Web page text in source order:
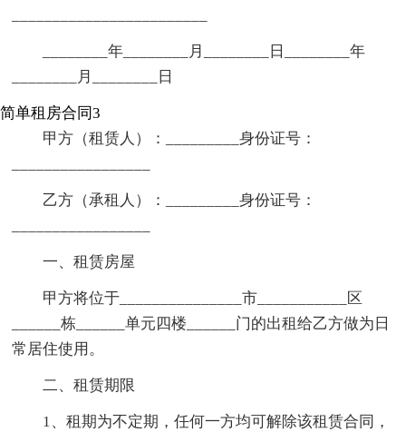
________年________月________日________年
________月________日
简单租房合同3
甲方（租赁人）：_________身份证号：
乙方（承租人）：_________身份证号：
一、租赁房屋
甲方将位于_______________市___________区
______栋______单元四楼______门的出租给乙方做为日
常居住使用。
二、租赁期限
1、租期为不定期，任何一方均可解除该租赁合同，